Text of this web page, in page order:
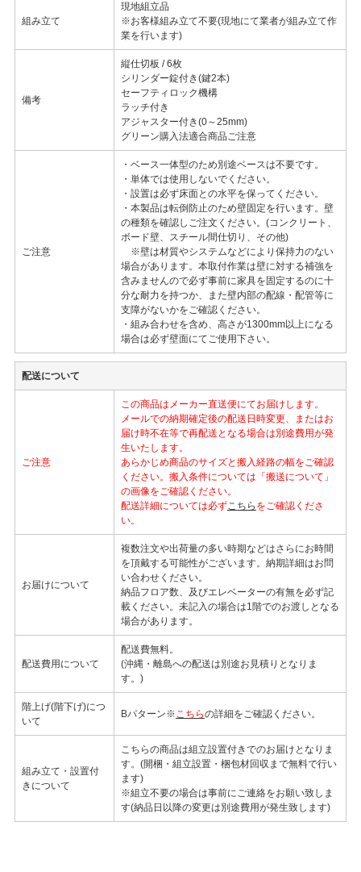
組み立て
現地組立品
※お客様組み立て不要(現地にて業者が組み立て作
業を行います)
備考
縦仕切板 / 6枚
シリンダー錠付き(鍵2本)
セーフティロック機構
ラッチ付き
アジャスター付き(0～25mm)
グリーン購入法適合商品ご注意
ご注意
・ベース一体型のため別途ベースは不要です。
・単体では使用しないでください。
・設置は必ず床面との水平を保ってください。
・本製品は転倒防止のため壁固定を行います。壁
の種類を確認しご注文ください。(コンクリート、
ボード壁、スチール間仕切り、その他)
※壁は材質やシステムなどにより保持力のない
場合があります。本取付作業は壁に対する補強を
含みませんので必ず事前に家具を固定するのに十
分な耐力を持つか、また壁内部の配線・配管等に
支障がないかをご確認ください。
・組み合わせを含め、高さが1300mm以上になる
場合は必ず壁面にてご使用下さい。
配送について
ご注意
この商品はメーカー直送便にてお届けします。
メールでの納期確定後の配送日時変更、またはお
届け時不在等で再配送となる場合は別途費用が発
生いたします。
あらかじめ商品のサイズと搬入経路の幅をご確認
ください。搬入条件については「搬送について」
の画像をご確認ください。
配送詳細については必ずこちら をご確認くださ
い。
お届けについて
複数注文や出荷量の多い時期などはさらにお時間
を頂戴する可能性がございます。納期詳細はお問
い合わせください。
納品フロア数、及びエレベーターの有無を必ず記
載ください。未記入の場合は1階でのお渡しとなる
場合があります。
配送費用について
配送費無料。
(沖縄・離島への配送は別途お見積りとなりま
す。)
階上げ(階下げ)につ
いて
Bパターン※ こちらの詳細をご確認ください。
組み立て・設置付
きについて
こちらの商品は組立設置付きでのお届けとなりま
す。(開梱・組立設置・梱包材回収まで無料で行い
ます)
※組立不要の場合は事前にご連絡をお願い致しま
す(納品日以降の変更は別途費用が発生致します)